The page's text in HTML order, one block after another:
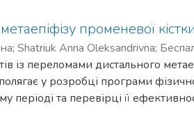
використовуватись для
закладів охорони здоров’я
променевої кістки
; Shatriuk Anna Oleksandrivna;
із переломами дистального
у розробці програми
та перевірці її
і закордонного досвіду